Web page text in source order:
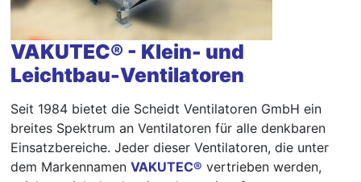
VAKUTEC® - Klein- und
Leichtbau-Ventilatoren
Seit 1984 bietet die Scheidt Ventilatoren GmbH ein
breites Spektrum an Ventilatoren für alle denkbaren
Einsatzbereiche. Jeder dieser Ventilatoren, die unter
dem Markennamen VAKUTEC® vertrieben werden,